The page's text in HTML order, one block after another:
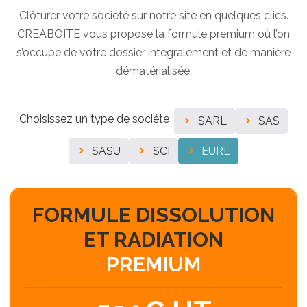
Clôturer votre société sur notre site en quelques clics.
CREABOITE vous propose la formule premium où l’on
s’occupe de votre dossier intégralement et de manière
dématérialisée.
Choisissez un type de société : SARL SAS
SASU SCI EURL
FORMULE DISSOLUTION
ET RADIATION
PREMIUM